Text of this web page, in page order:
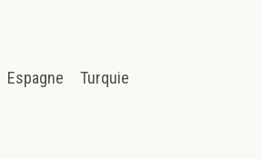
Espagne Turquie